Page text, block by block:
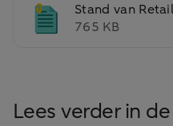
Stand van
765 KB
Lees verder in